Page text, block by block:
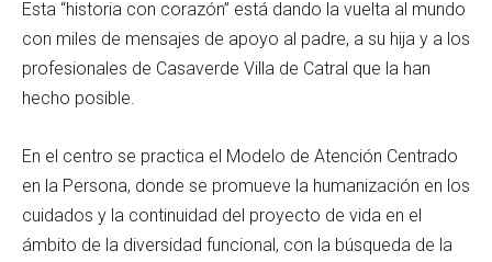
Esta “historia con corazón” está dando la vuelta al mundo
con miles de mensajes de apoyo al padre, a su hija y a los
profesionales de Casaverde Villa de Catral que la han
hecho posible.
En el centro se practica el Modelo de Atención Centrado
en la Persona, donde se promueve la humanización en los
cuidados y la continuidad del proyecto de vida en el
ámbito de la diversidad funcional, con la búsqueda de la